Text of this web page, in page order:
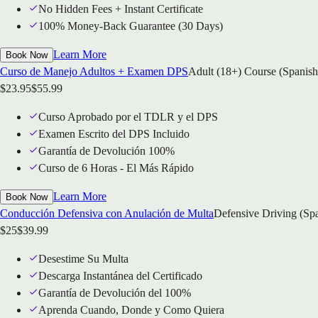
No Hidden Fees + Instant Certificate
100% Money-Back Guarantee (30 Days)
Book Now Learn More
Curso de Manejo Adultos + Examen DPSAdult (18+) Course
$23.95$55.99
Curso Aprobado por el TDLR y el DPS
Examen Escrito del DPS Incluido
Garantía de Devolución 100%
Curso de 6 Horas - El Más Rápido
Book Now Learn More
Conducción Defensiva con Anulación de MultaDefensive Driving
$25$39.99
Desestime Su Multa
Descarga Instantánea del Certificado
Garantía de Devolución del 100%
Aprenda Cuando, Donde y Como Quiera